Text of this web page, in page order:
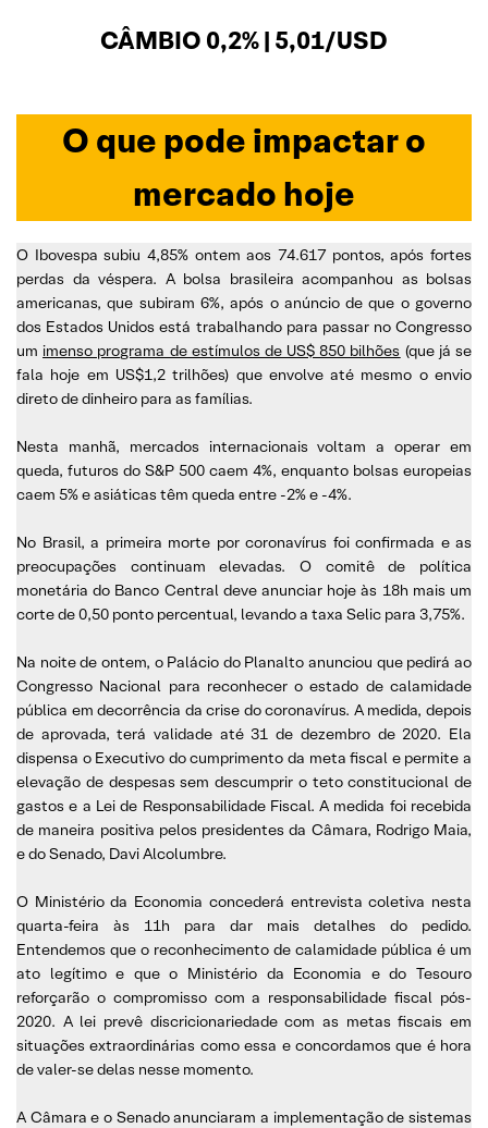
CÂMBIO 0,2% | 5,01/USD
O que pode impactar o
mercado hoje
O Ibovespa subiu 4,85% ontem aos 74.617 pontos, após fortes
perdas da véspera. A bolsa brasileira acompanhou as bolsas
americanas, que subiram 6%, após o anúncio de que o governo
dos Estados Unidos está trabalhando para passar no Congresso
um imenso programa de estímulos de US$ 850 bilhões (que já se
fala hoje em US$1,2 trilhões) que envolve até mesmo o envio
direto de dinheiro para as famílias.
Nesta manhã, mercados internacionais voltam a operar em
queda, futuros do S&P 500 caem 4%, enquanto bolsas europeias
caem 5% e asiáticas têm queda entre -2% e -4%.
No Brasil, a primeira morte por coronavírus foi confirmada e as
preocupações continuam elevadas. O comitê de política
monetária do Banco Central deve anunciar hoje às 18h mais um
corte de 0,50 ponto percentual, levando a taxa Selic para 3,75%.
Na noite de ontem, o Palácio do Planalto anunciou que pedirá ao
Congresso Nacional para reconhecer o estado de calamidade
pública em decorrência da crise do coronavírus. A medida, depois
de aprovada, terá validade até 31 de dezembro de 2020. Ela
dispensa o Executivo do cumprimento da meta fiscal e permite a
elevação de despesas sem descumprir o teto constitucional de
gastos e a Lei de Responsabilidade Fiscal. A medida foi recebida
de maneira positiva pelos presidentes da Câmara, Rodrigo Maia,
e do Senado, Davi Alcolumbre.
O Ministério da Economia concederá entrevista coletiva nesta
quarta-feira às 11h para dar mais detalhes do pedido.
Entendemos que o reconhecimento de calamidade pública é um
ato legítimo e que o Ministério da Economia e do Tesouro
reforçarão o compromisso com a responsabilidade fiscal pós-
2020. A lei prevê discricionariedade com as metas fiscais em
situações extraordinárias como essa e concordamos que é hora
de valer-se delas nesse momento.
A Câmara e o Senado anunciaram a implementação de sistemas